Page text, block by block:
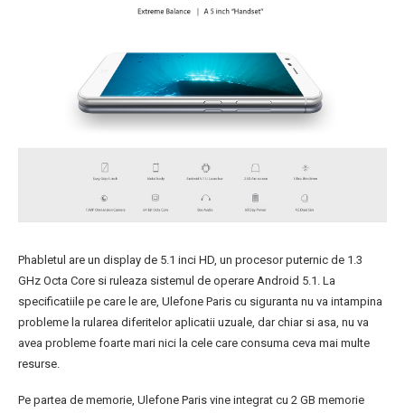
Phabletul are un display de 5.1 inci HD, un procesor puternic de 1.3
GHz Octa Core si ruleaza sistemul de operare Android 5.1. La
specificatiile pe care le are, Ulefone Paris cu siguranta nu va intampina
probleme la rularea diferitelor aplicatii uzuale, dar chiar si asa, nu va
avea probleme foarte mari nici la cele care consuma ceva mai multe
resurse.
Pe partea de memorie, Ulefone Paris vine integrat cu 2 GB memorie